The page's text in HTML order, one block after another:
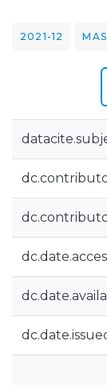
2021-12